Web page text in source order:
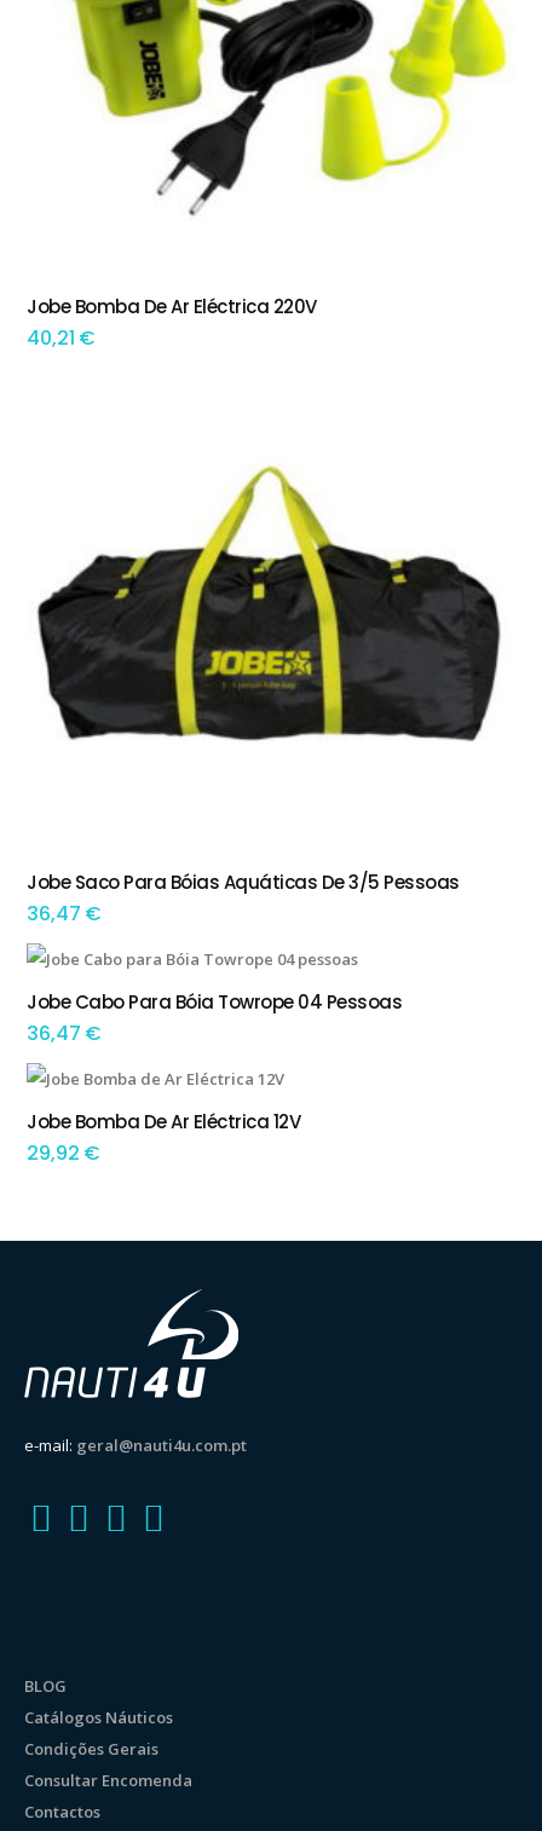
ADICIONAR
Jobe Bomba De Ar Eléctrica 220V
40,21 €
ADICIONAR
Jobe Saco Para Bóias Aquáticas De 3/5 Pessoas
36,47 €
ADICIONAR
Jobe Cabo Para Bóia Towrope 04 Pessoas
36,47 €
ADICIONAR
Jobe Bomba De Ar Eléctrica 12V
29,92 €
e-mail: geral@nauti4u.com.pt
BLOG
Catálogos Náuticos
Condições Gerais
Consultar Encomenda
Contactos